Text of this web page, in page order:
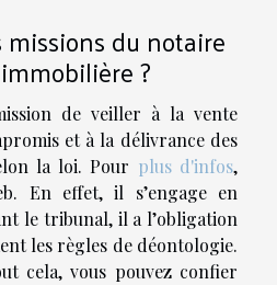
du notaire
?
de veiller à la vente
et à la délivrance des
la loi. Pour plus d'infos,
En effet, il s’engage en
le tribunal, il a l’obligation
les règles de déontologie.
cela, vous pouvez confier